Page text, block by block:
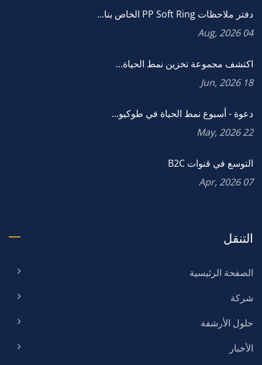
دفتر ملاحظات PP Soft Ring الخاص بنا...
04 Aug, 2026
اكتشف مجموعة تخزين نمط الحياة...
18 Jun, 2026
دعوة - أسبوع نمط الحياة في طوكيو...
22 May, 2026
التوسع في قنوات B2C
07 Apr, 2026
التنقل
الصفحة الرئيسية
شركة
حلول الأرشفة
الأخبار